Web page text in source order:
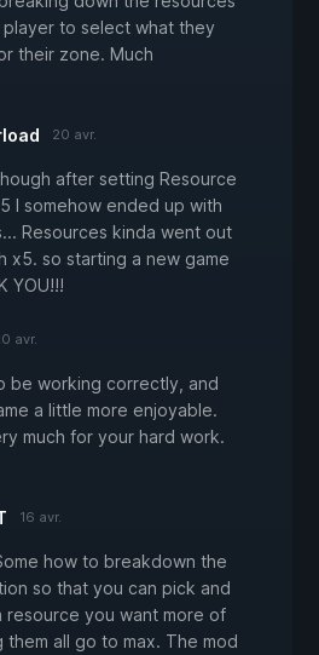
player to select what they
their zone. Much
20 avr.
after setting Resource
I somehow ended up with
Resources kinda went out
x5. so starting a new game
YOU!!!
avr.
be working correctly, and
a little more enjoyable.
much for your hard work.
16 avr.
how to breakdown the
so that you can pick and
resource you want more of
them all go to max. The mod